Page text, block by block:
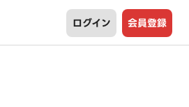
ログイン 会員登録